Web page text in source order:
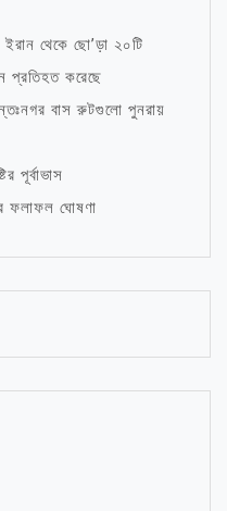
থেকে ছো’ড়া ২০টি
প্রতিহত করেছে
বাস রুটগুলো পুনরায়
পূর্বাভাস
ফলাফল ঘোষণা